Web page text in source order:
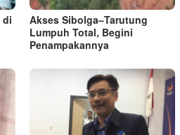
di
Akses Sibolga–Tarutung
Lumpuh Total, Begini
Penampakannya